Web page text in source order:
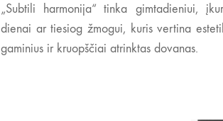
„Subtili harmonija“ tinka gimtadieniui,
dienai ar tiesiog žmogui, kuris vertina
gaminius ir kruopščiai atrinktas dovanas.